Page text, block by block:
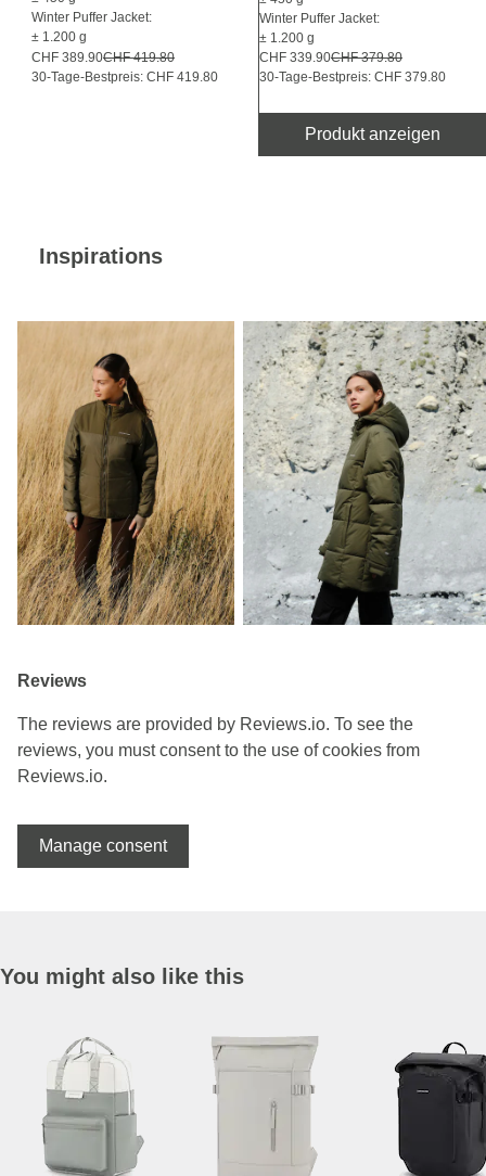
Winter Puffer Jacket:
± 1.200 g
CHF 389.90CHF 419.80
30-Tage-Bestpreis: CHF 419.80
Winter Puffer Jacket:
± 1.200 g
CHF 339.90CHF 379.80
30-Tage-Bestpreis: CHF 379.80
Produkt anzeigen
Inspirations
Reviews
The reviews are provided by Reviews.io. To see the
reviews, you must consent to the use of cookies from
Reviews.io.
Manage consent
You might also like this